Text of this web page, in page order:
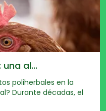
al...
poliherbales en la
Durante décadas, el